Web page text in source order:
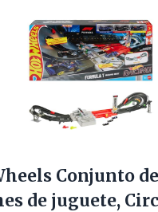
Conjunto
de juguete,